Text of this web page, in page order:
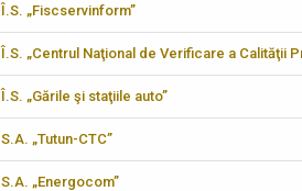
Î.S. „Fiscservinform”
Î.S. „Centrul Naţional de Verificare a Calităţii
Î.S. „Gările şi staţiile auto”
S.A. „Tutun-CTC”
S.A. „Energocom”